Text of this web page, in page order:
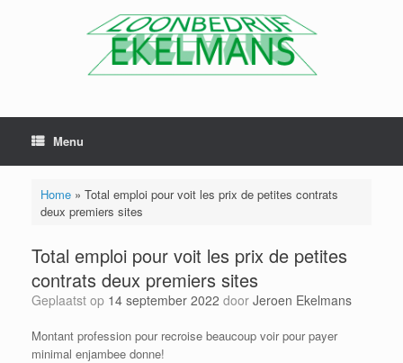
Menu
Home» Total emploi pour voit les prix de petites contrats
deux premiers sites
Total emploi pour voit les prix de petites
contrats deux premiers sites
Geplaatst op 14 september 2022 door Jeroen Ekelmans
Montant profession pour recroise beaucoup voir pour payer
minimal enjambee donne!